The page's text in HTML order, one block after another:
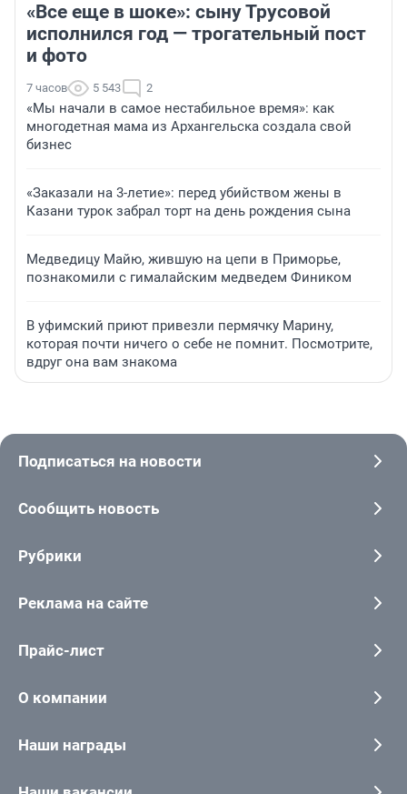
«Все еще в шоке»: сыну Трусовой
исполнился год — трогательный пост
и фото
7 часов 5 543 2
«Мы начали в самое нестабильное время»: как
многодетная мама из Архангельска создала свой
бизнес
«Заказали на 3-летие»: перед убийством жены в
Казани турок забрал торт на день рождения сына
Медведицу Майю, жившую на цепи в Приморье,
познакомили с гималайским медведем Фиником
В уфимский приют привезли пермячку Марину,
которая почти ничего о себе не помнит. Посмотрите,
вдруг она вам знакома
Подписаться на новости
Сообщить новость
Рубрики
Реклама на сайте
Прайс-лист
О компании
Наши награды